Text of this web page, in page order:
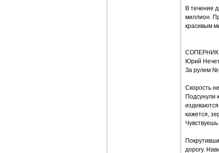
В течение
миллион.
красивым
Юрий
За рулем
Скорость
Подсунули
кажется,
дорогу.